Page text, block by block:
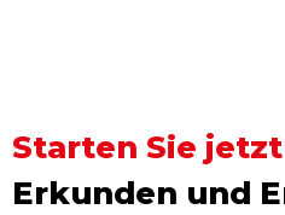
Starten Sie jetzt
Erkunden und